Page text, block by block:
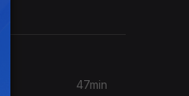
47min